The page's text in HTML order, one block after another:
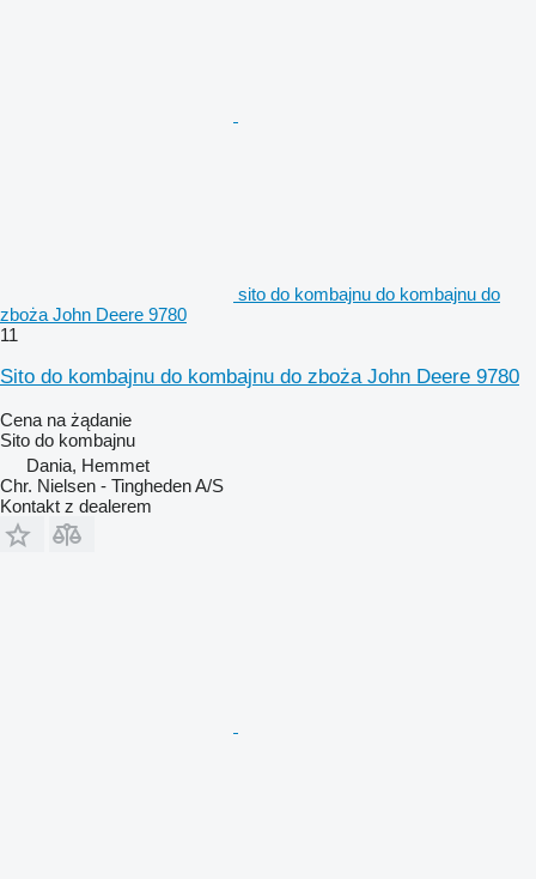
sito do kombajnu do kombajnu do
zboża John Deere 9780
11
Sito do kombajnu do kombajnu do zboża John Deere 9780
Cena na żądanie
Sito do kombajnu
Dania, Hemmet
Chr. Nielsen - Tingheden A/S
Kontakt z dealerem